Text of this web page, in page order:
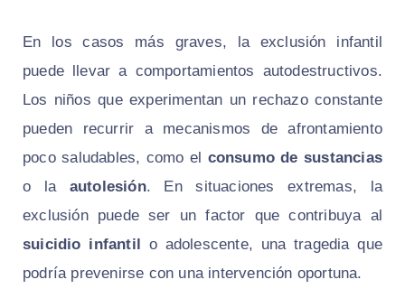
En los casos más graves, la exclusión infantil
puede llevar a comportamientos autodestructivos.
Los niños que experimentan un rechazo constante
pueden recurrir a mecanismos de afrontamiento
poco saludables, como el consumo de sustancias
o la autolesión. En situaciones extremas, la
exclusión puede ser un factor que contribuya al
suicidio infantil o adolescente, una tragedia que
podría prevenirse con una intervención oportuna.